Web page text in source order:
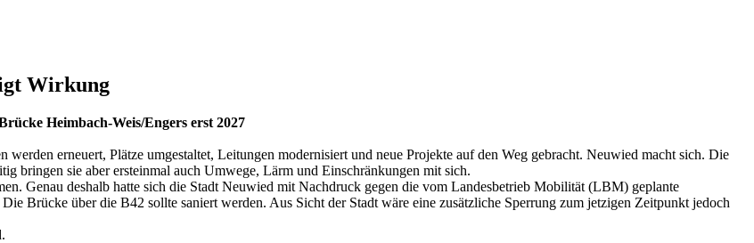
Wirkung
Heimbach-Weis/Engers erst 2027
erneuert, Plätze umgestaltet, Leitungen modernisiert und neue Projekte auf den Weg gebracht. Neuwied macht sich. Die
bringen sie aber ersteinmal auch Umwege, Lärm und Einschränkungen mit sich.
Genau deshalb hatte sich die Stadt Neuwied mit Nachdruck gegen die vom Landesbetrieb Mobilität (LBM) geplante
Brücke über die B42 sollte saniert werden. Aus Sicht der Stadt wäre eine zusätzliche Sperrung zum jetzigen Zeitpunkt jedoch